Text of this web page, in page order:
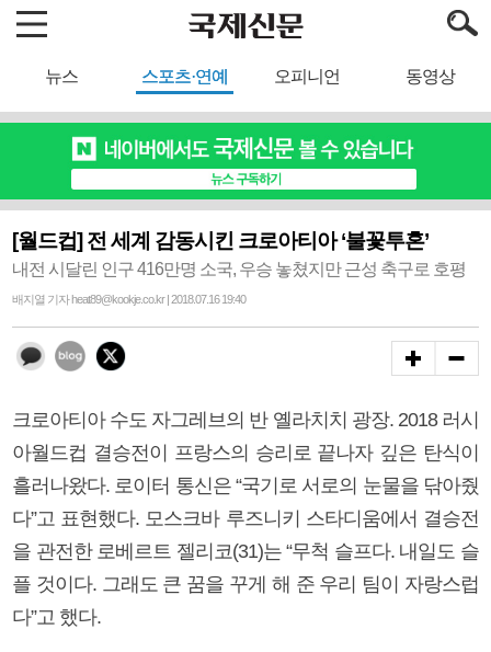
뉴스 스포츠·연예 오피니언 동영상
[월드컵] 전 세계 감동시킨 크로아티아 ‘불꽃투혼’
내전 시달린 인구 416만명 소국, 우승 놓쳤지만 근성 축구로 호평
배지열 기자 heat89@kookje.co.kr | 2018.07.16 19:40
크로아티아 수도 자그레브의 반 옐라치치 광장. 2018 러시
아월드컵 결승전이 프랑스의 승리로 끝나자 깊은 탄식이
흘러나왔다. 로이터 통신은 “국기로 서로의 눈물을 닦아줬
다”고 표현했다. 모스크바 루즈니키 스타디움에서 결승전
을 관전한 로베르트 젤리코(31)는 “무척 슬프다. 내일도 슬
플 것이다. 그래도 큰 꿈을 꾸게 해 준 우리 팀이 자랑스럽
다”고 했다.